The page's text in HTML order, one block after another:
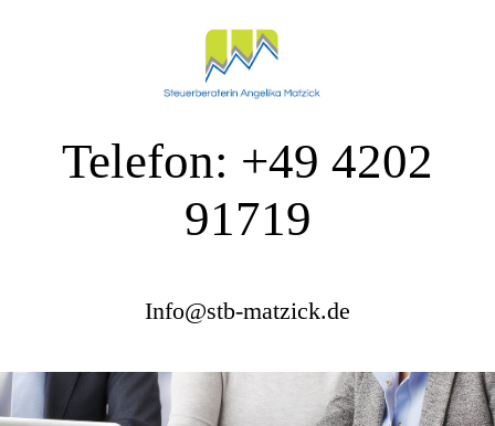
Telefon: +49 4202
91719
Info@stb-matzick.de